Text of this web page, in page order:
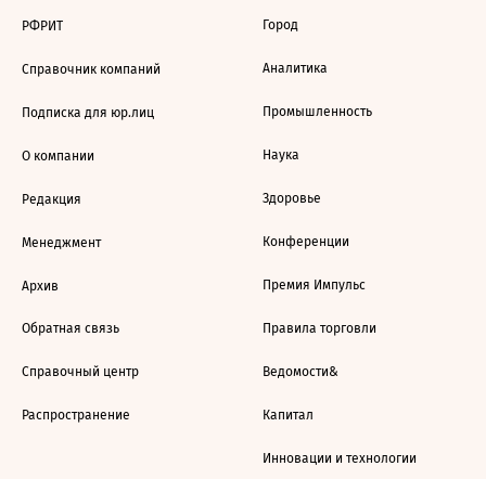
РФРИТ
Справочник компаний
Подписка для юр.лиц
О компании
Редакция
Менеджмент
Архив
Обратная связь
Справочный центр
Распространение
Город
Аналитика
Промышленность
Наука
Здоровье
Конференции
Премия Импульс
Правила торговли
Ведомости&
Капитал
Инновации и технологии